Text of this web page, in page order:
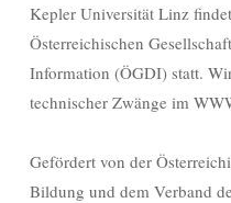
Kepler Universität Linz
Österreichischen
Information (ÖGDI) statt.
technischer Zwänge im
Gefördert von der
Bildung und dem Verband